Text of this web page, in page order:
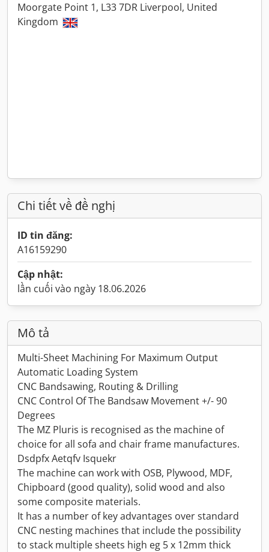
Moorgate Point 1, L33 7DR Liverpool, United
Kingdom
Chi tiết về đề nghị
ID tin đăng:
A16159290
Cập nhật:
lần cuối vào ngày 18.06.2026
Mô tả
Multi-Sheet Machining For Maximum Output
Automatic Loading System
CNC Bandsawing, Routing & Drilling
CNC Control Of The Bandsaw Movement +/- 90
Degrees
The MZ Pluris is recognised as the machine of
choice for all sofa and chair frame manufactures.
Dsdpfx Aetqfv Isquekr
The machine can work with OSB, Plywood, MDF,
Chipboard (good quality), solid wood and also
some composite materials.
It has a number of key advantages over standard
CNC nesting machines that include the possibility
to stack multiple sheets high eg 5 x 12mm thick